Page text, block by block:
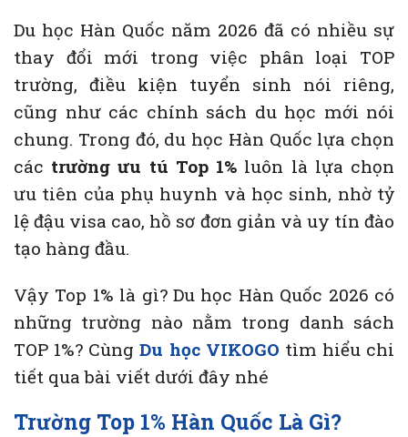
Du học Hàn Quốc năm 2026 đã có nhiều sự
thay đổi mới trong việc phân loại TOP
trường, điều kiện tuyển sinh nói riêng,
cũng như các chính sách du học mới nói
chung. Trong đó, du học Hàn Quốc lựa chọn
các trường ưu tú Top 1% luôn là lựa chọn
ưu tiên của phụ huynh và học sinh, nhờ tỷ
lệ đậu visa cao, hồ sơ đơn giản và uy tín đào
tạo hàng đầu.
Vậy Top 1% là gì? Du học Hàn Quốc 2026 có
những trường nào nằm trong danh sách
TOP 1%? CùngDu học VIKOGO tìm hiểu chi
tiết qua bài viết dưới đây nhé
Trường Top 1% Hàn Quốc Là Gì?